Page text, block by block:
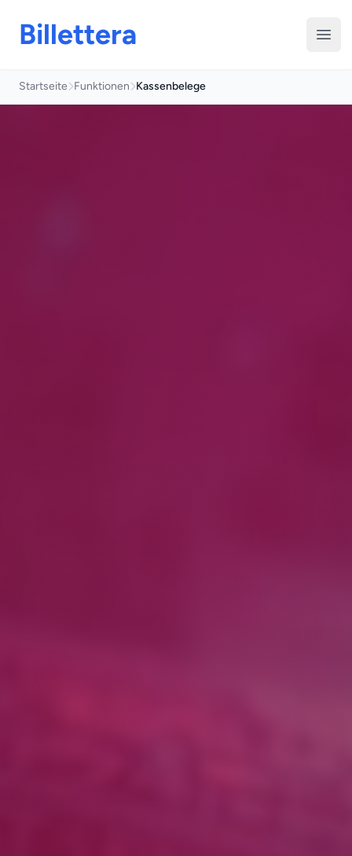
Billettera
Startseite Funktionen Kassenbelege